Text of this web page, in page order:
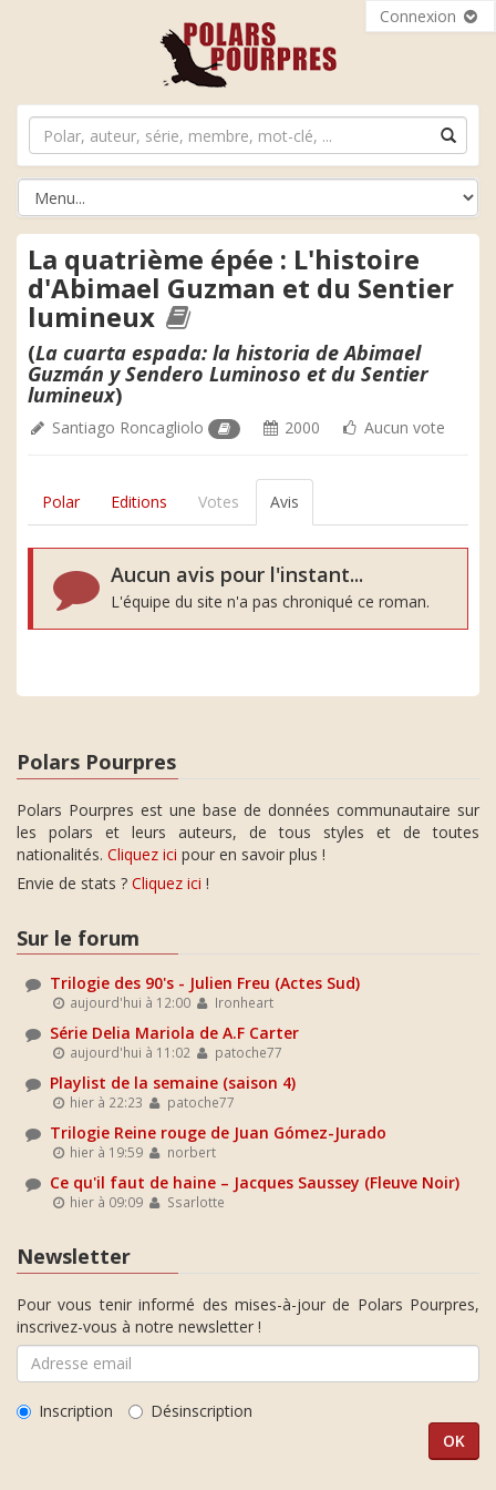
Connexion
La quatrième épée : L'histoire
d'Abimael Guzman et du Sentier
lumineux
(La cuarta espada: la historia de Abimael
Guzmán y Sendero Luminoso et du Sentier
lumineux)
Santiago Roncagliolo 2000 Aucun vote
Polar Editions Votes Avis
Aucun avis pour l'instant...
L'équipe du site n'a pas chroniqué ce roman.
Polars Pourpres
Polars Pourpres est une base de données communautaire sur
les polars et leurs auteurs, de tous styles et de toutes
nationalités. Cliquez ici pour en savoir plus !
Envie de stats ? Cliquez ici !
Sur le forum
Trilogie des 90's - Julien Freu (Actes Sud)
aujourd'hui à 12:00 Ironheart
Série Delia Mariola de A.F Carter
aujourd'hui à 11:02 patoche77
Playlist de la semaine (saison 4)
hier à 22:23 patoche77
Trilogie Reine rouge de Juan Gómez-Jurado
hier à 19:59 norbert
Ce qu'il faut de haine – Jacques Saussey (Fleuve Noir)
hier à 09:09 Ssarlotte
Newsletter
Pour vous tenir informé des mises-à-jour de Polars Pourpres,
inscrivez-vous à notre newsletter !
Inscription Désinscription